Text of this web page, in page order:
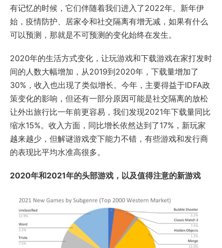
有记忆的时候，它们伴随着我们进入了2022年。新年伊
始，疫情防护、居家令和社交隔离有增无减，如果有什么
可以预测，那就是不可预测的变化始终在发生。
2020年的生活方式变化，让玩游戏和下载游戏在家打发时
间的人数大幅增加，从2019到2020年，下载量增加了
30%，收入也出现了类似增长。今年，主要得益于IDFA政
策变化的影响，但还有一部分原因可能是社交隔离的放松
让外出旅行比一年前更容易，我们发现2021年下载量同比
缩水15%。收入方面，同比增长依然达到了17%，新玩家
越来越少，但解谜游戏变下能力不错，有些游戏和发行商
的表现比平均水准高很多。
2020年和2021年的头部游戏，以及值得注意的新游戏